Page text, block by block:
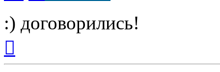
:) договорились!
началу